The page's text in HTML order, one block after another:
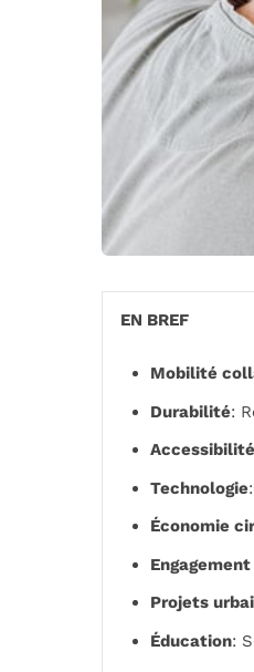
EN BREF
Mobilité
Durabilité:
Accessibilité
Technologie
Économie
Projets
Éducation: